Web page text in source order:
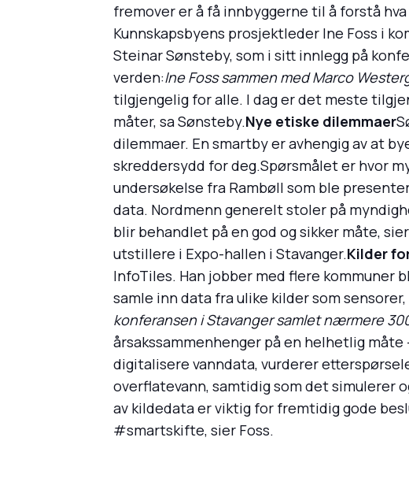
fremover er å få innbyggerne til å forstå
Kunnskapsbyens prosjektleder Ine Foss i
Steinar Sønsteby, som i sitt innlegg på
verden:Ine Foss sammen med Marco
tilgjengelig for alle. I dag er det meste
måter, sa Sønsteby.Nye etiske dilemmaer
dilemmaer. En smartby er avhengig av at
skreddersydd for deg.Spørsmålet er hvor
undersøkelse fra Rambøll som ble
data. Nordmenn generelt stoler på
blir behandlet på en god og sikker måte,
utstillere i Expo-hallen i Stavanger.Kilder
InfoTiles. Han jobber med flere kommuner
samle inn data fra ulike kilder som
konferansen i Stavanger samlet nærmere
årsakssammenhenger på en helhetlig
digitalisere vanndata, vurderer
overflatevann, samtidig som det simulerer
av kildedata er viktig for fremtidig gode
#smartskifte, sier Foss.